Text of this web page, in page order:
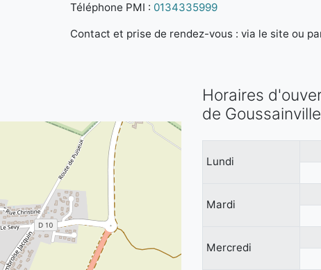
Téléphone PMI : 0134335999
Contact et prise de rendez-vous : via le site ou
Horaires
de Goussainville
Lundi
Mardi
Mercredi